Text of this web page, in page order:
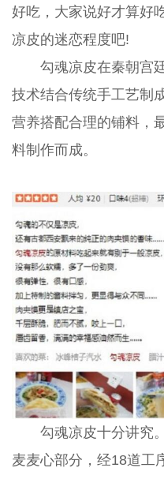
好吃，大家说好才算好
凉皮的迷恋程度吧!
勾魂凉皮在秦朝宫廷
技术结合传统手工艺制
营养搭配合理的铺料，
料制作而成。
勾魂凉皮十分讲究。
麦麦心部分，经18道工